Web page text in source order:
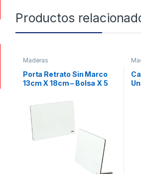
Productos
Maderas
Porta Retrato Sin Marco
13cm X 18cm – Bolsa X 5